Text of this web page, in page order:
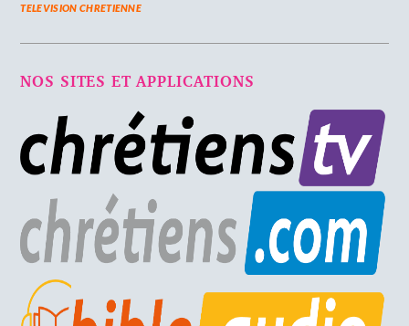
TELEVISION CHRETIENNE
NOS SITES ET APPLICATIONS